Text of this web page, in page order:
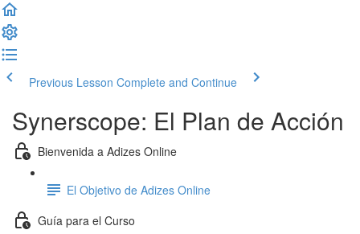
Previous Lesson Complete and Continue
Synerscope: El Plan de Acción
Bienvenida a Adizes Online
El Objetivo de Adizes Online
Guía para el Curso